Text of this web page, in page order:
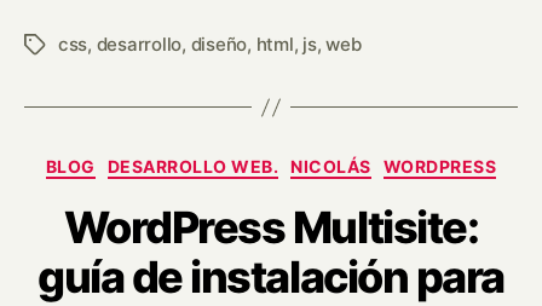
css, desarrollo, diseño, html, js,web
BLOG DESARROLLO WEB. NICOLÁS WORDPRESS
WordPress Multisite:
guía de instalación para